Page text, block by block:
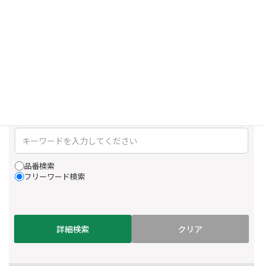
品番検索
フリーワード検索
詳細検索